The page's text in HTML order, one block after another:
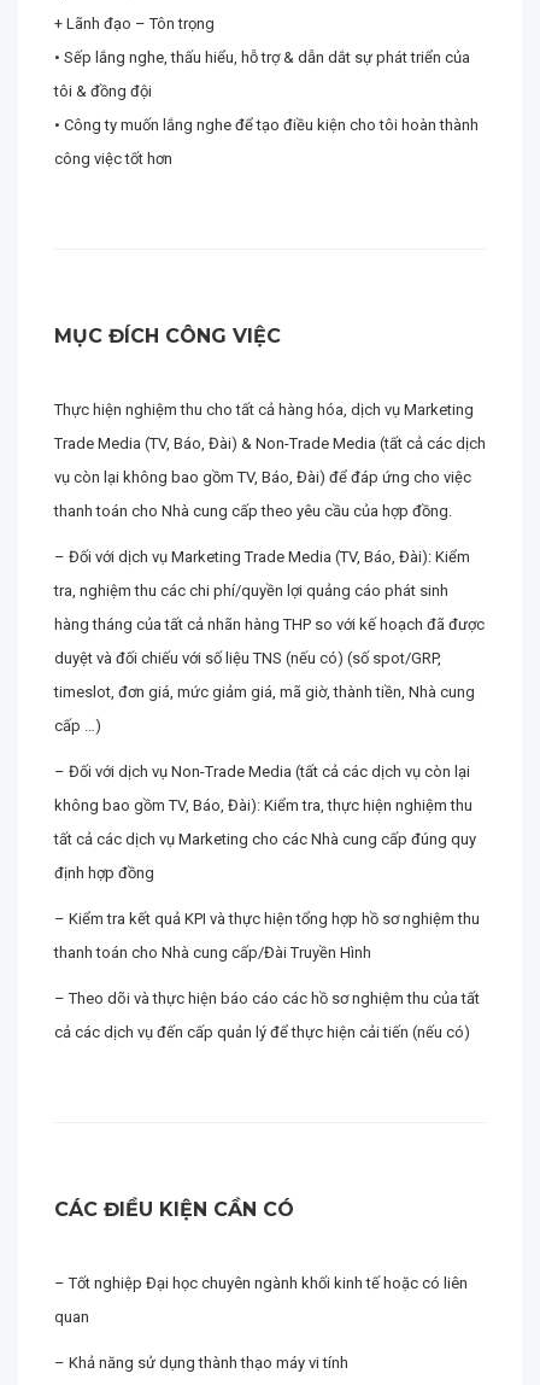
+ Lãnh đạo – Tôn trọng
• Sếp lắng nghe, thấu hiểu, hỗ trợ & dẫn dắt sự phát triển của
tôi & đồng đội
• Công ty muốn lắng nghe để tạo điều kiện cho tôi hoàn thành
công việc tốt hơn
MỤC ĐÍCH CÔNG VIỆC
Thực hiện nghiệm thu cho tất cả hàng hóa, dịch vụ Marketing
Trade Media (TV, Báo, Đài) & Non-Trade Media (tất cả các dịch
vụ còn lại không bao gồm TV, Báo, Đài) để đáp ứng cho việc
thanh toán cho Nhà cung cấp theo yêu cầu của hợp đồng.
– Đối với dịch vụ Marketing Trade Media (TV, Báo, Đài): Kiểm
tra, nghiệm thu các chi phí/quyền lợi quảng cáo phát sinh
hàng tháng của tất cả nhãn hàng THP so với kế hoạch đã được
duyệt và đối chiếu với số liệu TNS (nếu có) (số spot/GRP,
timeslot, đơn giá, mức giảm giá, mã giờ, thành tiền, Nhà cung
cấp …)
– Đối với dịch vụ Non-Trade Media (tất cả các dịch vụ còn lại
không bao gồm TV, Báo, Đài): Kiểm tra, thực hiện nghiệm thu
tất cả các dịch vụ Marketing cho các Nhà cung cấp đúng quy
định hợp đồng
– Kiểm tra kết quả KPI và thực hiện tổng hợp hồ sơ nghiệm thu
thanh toán cho Nhà cung cấp/Đài Truyền Hình
– Theo dõi và thực hiện báo cáo các hồ sơ nghiệm thu của tất
cả các dịch vụ đến cấp quản lý để thực hiện cải tiến (nếu có)
CÁC ĐIỀU KIỆN CẦN CÓ
– Tốt nghiệp Đại học chuyên ngành khối kinh tế hoặc có liên
quan
– Khả năng sử dụng thành thạo máy vi tính